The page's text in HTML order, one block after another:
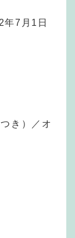
年7月1日
き）／オ